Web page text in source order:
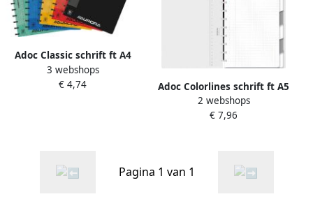
Adoc Classic schrift ft A4
144 bladzijden geruit 5 mm
geassorteerde kleuren
3 webshops
€ 4,74
Adoc Colorlines schrift ft A5
144 bladzijden commercieel
geruit geassorteerde
2 webshops
€ 7,96
Pagina 1 van 1